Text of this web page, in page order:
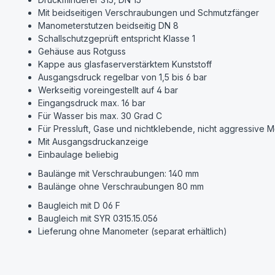
Mit beidseitigen Verschraubungen und Schmutzfänger
Manometerstutzen beidseitig DN 8
Schallschutzgeprüft entspricht Klasse 1
Gehäuse aus Rotguss
Kappe aus glasfaserverstärktem Kunststoff
Ausgangsdruck regelbar von 1,5 bis 6 bar
Werkseitig voreingestellt auf 4 bar
Eingangsdruck max. 16 bar
Für Wasser bis max. 30 Grad C
Für Pressluft, Gase und nichtklebende, nicht aggressive
Mit Ausgangsdruckanzeige
Einbaulage beliebig
Baulänge mit Verschraubungen: 140 mm
Baulänge ohne Verschraubungen 80 mm
Baugleich mit D 06 F
Baugleich mit SYR 0315.15.056
Lieferung ohne Manometer (separat erhältlich)